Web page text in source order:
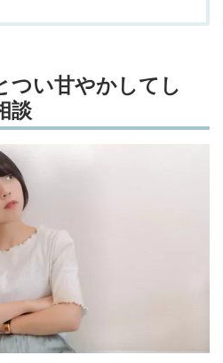
つい甘やかしてし
談